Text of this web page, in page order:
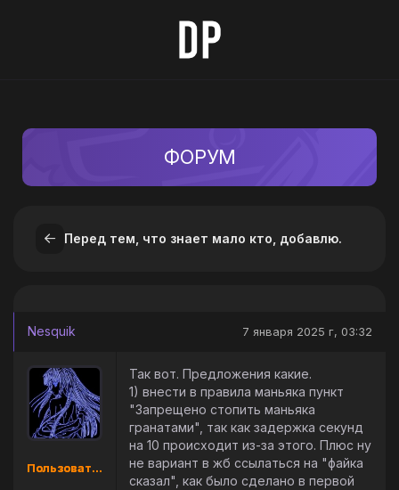
ФОРУМ
Перед тем, что знает мало кто, добавлю.
Nesquik 7 января 2025 г, 03:32
Пользователь
Так вот. Предложения какие.
1) внести в правила маньяка пункт
"Запрещено стопить маньяка
гранатами", так как задержка секунд
на 10 происходит из-за этого. Плюс ну
не вариант в жб ссылаться на "файка
сказал", как было сделано в первой